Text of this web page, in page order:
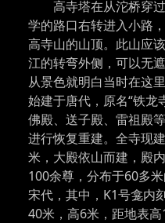
高寺塔在从沱桥穿
学的路口右转进入小路
高寺山的山顶。此山应
江的转弯外侧，可以无
从景色就明白当时在这
始建于唐代，原名“铁龙
佛殿、送子殿、雷祖殿
进行恢复重建。全寺现
米，大殿依山而建，殿
100余尊，分布于60多
宋代，其中，K1号龛内
40米，高6米，距地表